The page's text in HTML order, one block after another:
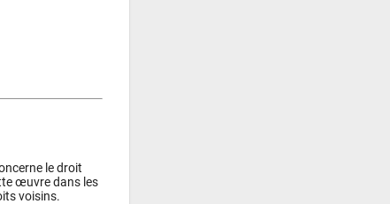
le droit
œuvre dans les
voisins.